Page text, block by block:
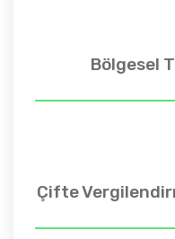
Bölgesel
Çifte